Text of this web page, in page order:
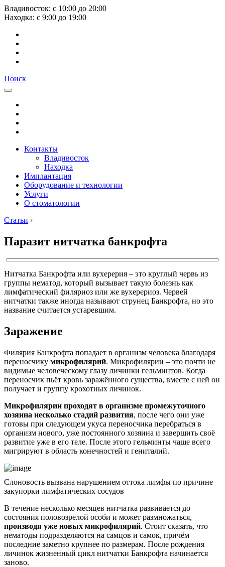
Владивосток: с 10:00 до 20:00
Находка: с 9:00 до 19:00
Поиск
Контакты
Владивосток
Находка
Имплантация
Оборудование и технологии
Услуги
О стоматологии
Статьи ›
Паразит нитчатка банкрофта
Нитчатка Банкрофта или вухерерия – это круглый червь из
группы нематод, который вызывает такую болезнь как
лимфатический филяриоз или же вухерериоз. Червей
нитчатки также иногда называют струнец Банкрофта, но это
название считается устаревшим.
Заражение
Филярия Банкрофта попадает в организм человека благодаря
переносчику микрофилярий. Микрофилярии – это почти не
видимые человеческому глазу личинки гельминтов. Когда
переносчик пьёт кровь заражённого существа, вместе с ней он
получает и группу крохотных личинок.
Микрофилярии проходят в организме промежуточного
хозяина несколько стадий развития, после чего они уже
готовы при следующем укуса переносчика перебраться в
организм нового, уже постоянного хозяина и завершить своё
развитие уже в его теле. После этого гельминты чаще всего
мигрируют в область конечностей и гениталий.
Слоновость вызвана нарушением оттока лимфы по причине
закупорки лимфатических сосудов
В течение несколько месяцев нитчатка развивается до
состояния половозрелой особи и может размножаться,
производя уже новых микрофилярий. Стоит сказать, что
нематоды подразделяются на самцов и самок, причём
последние заметно крупнее по размерам. После рождения
личинок жизненный цикл нитчатки Банкрофта начинается
заново.